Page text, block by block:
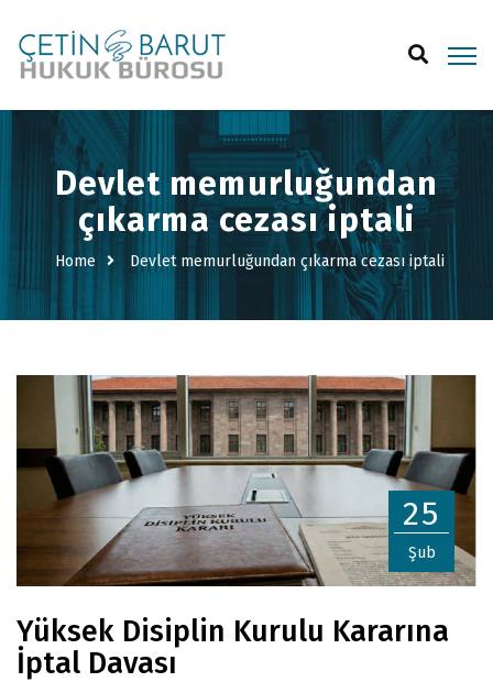
Devlet memurluğundan
çıkarma cezası iptali
Home Devlet memurluğundan çıkarma cezası iptali
25
Şub
Yüksek Disiplin Kurulu Kararına
İptal Davası